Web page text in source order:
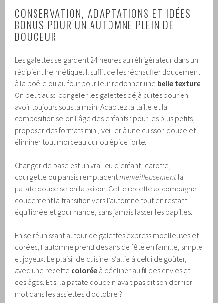
CONSERVATION, ADAPTATIONS ET IDÉES
BONUS POUR UN AUTOMNE PLEIN DE
DOUCEUR
Les galettes se gardent 24 heures au réfrigérateur dans un
récipient hermétique. Il suffit de les réchauffer doucement
à la poêle ou au four pour leur redonner une belle texture.
On peut aussi congeler les galettes déjà cuites pour en
avoir toujours sous la main. Adaptez la taille et la
composition selon l’âge des enfants : pour les plus petits,
proposer des formats mini, veiller à une cuisson douce et
éliminer tout morceau dur ou épice forte.
Changer de base est un vrai jeu d’enfant : carotte,
courgette ou panais remplacentmerveilleusement la
patate douce selon la saison. Cette recette accompagne
doucement la transition vers l’automne tout en restant
équilibrée et gourmande, sans jamais lasser les papilles.
En se réunissant autour de galettes express moelleuses et
dorées, l’automne prend des airs de fête en famille, simple
et joyeux. Le plaisir de cuisiner s’allie à celui de goûter,
avec une recette colorée à décliner au fil des envies et
des âges. Et si la patate douce n’avait pas dit son dernier
mot dans les assiettes d’octobre ?